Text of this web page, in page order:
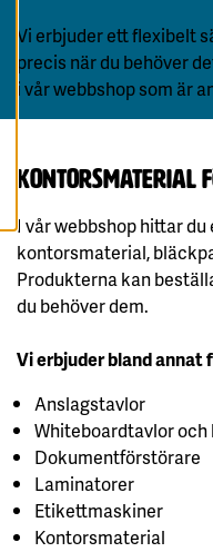
A
L
L
A
C
O
O
E
S
Vi erbjuder ett flexibelt
precis när du behöver
i vår webbshop som är
Kontorsmaterial
I vår webbshop hittar
kontorsmaterial,
Produkterna kan
du behöver dem.
Vi erbjuder bland
Anslagstavlor
Whiteboardtavlor
Dokumentförstörare
Laminatorer
Etikettmaskiner
Kontorsmaterial